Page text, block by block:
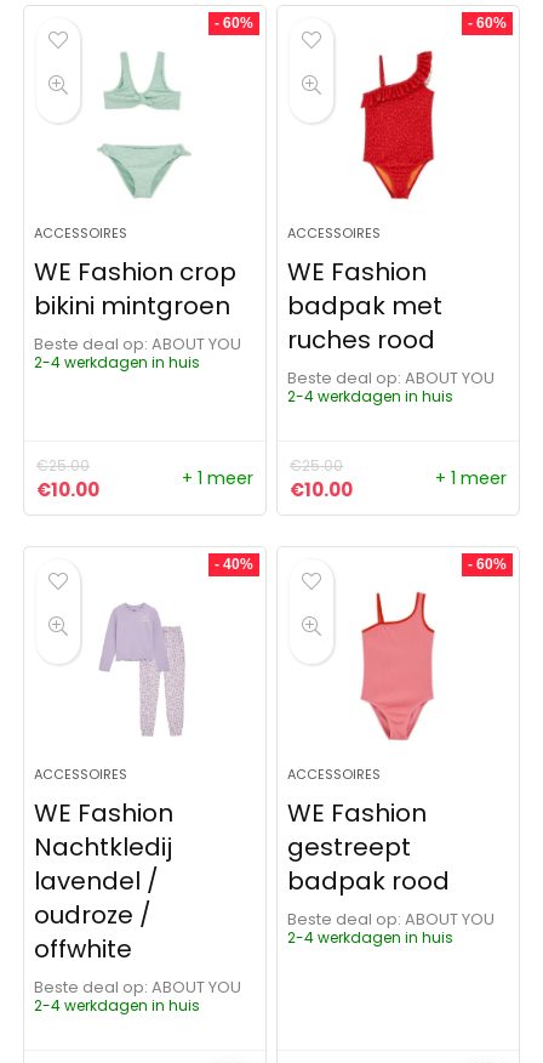
- 60%
ACCESSOIRES
WE Fashion crop
bikini mintgroen
Beste deal op:
ABOUT YOU
2-4 werkdagen in huis
€25.00
Oorspronkelijke prijs was: €25.00.
€10.00Huidige prijs is: €10.00.
+ 1 meer
- 60%
ACCESSOIRES
WE Fashion
badpak met
ruches rood
Beste deal op:
ABOUT YOU
2-4 werkdagen in huis
€25.00
Oorspronkelijke prijs was:
€10.00Huidige prijs is:
+ 1 meer
- 40%
ACCESSOIRES
WE Fashion
Nachtkledij
lavendel /
oudroze /
offwhite
Beste deal op:
ABOUT YOU
2-4 werkdagen in huis
- 60%
ACCESSOIRES
WE Fashion
gestreept
badpak rood
Beste deal op:
ABOUT YOU
2-4 werkdagen in huis